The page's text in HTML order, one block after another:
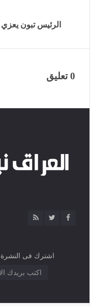
الرئيس تبون
0 تعليق
اشترك فى النشرة